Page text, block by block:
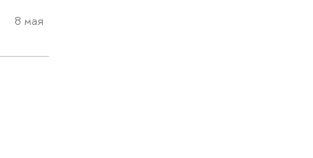
8 мая